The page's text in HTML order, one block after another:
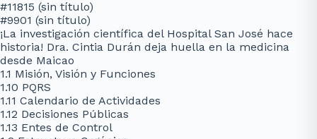
#11815 (sin título)
#9901 (sin título)
¡La investigación científica del Hospital San José hace
historia! Dra. Cintia Durán deja huella en la medicina
desde Maicao
1.1 Misión, Visión y Funciones
1.10 PQRS
1.11 Calendario de Actividades
1.12 Decisiones Públicas
1.13 Entes de Control